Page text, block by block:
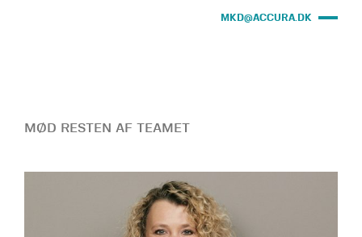
MKD@ACCURA.DK
MØD RESTEN AF TEAMET